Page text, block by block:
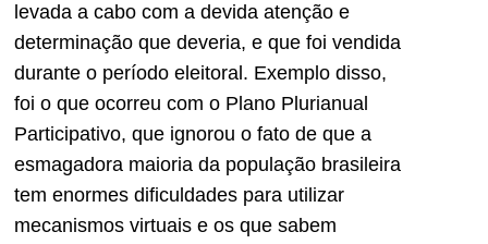
levada a cabo com a devida atenção e
determinação que deveria, e que foi vendida
durante o período eleitoral. Exemplo disso,
foi o que ocorreu com o Plano Plurianual
Participativo, que ignorou o fato de que a
esmagadora maioria da população brasileira
tem enormes dificuldades para utilizar
mecanismos virtuais e os que sabem